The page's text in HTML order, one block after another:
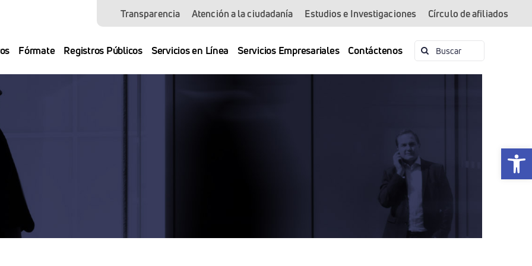
Abrir
Transparencia Atención a la ciudadanía Estudios e Investigaciones Círculo de afiliados
Fórmate Registros Públicos Servicios en Línea Servicios Empresariales Contáctenos Buscar: